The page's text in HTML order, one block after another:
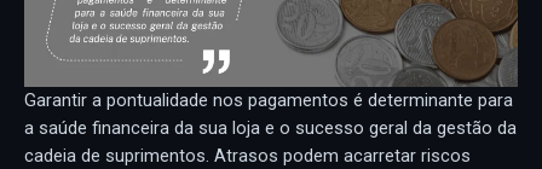
Garantir a pontualidade nos pagamentos é determinante para
a saúde financeira da sua loja e o sucesso geral da gestão da
cadeia de suprimentos. Atrasos podem acarretar riscos